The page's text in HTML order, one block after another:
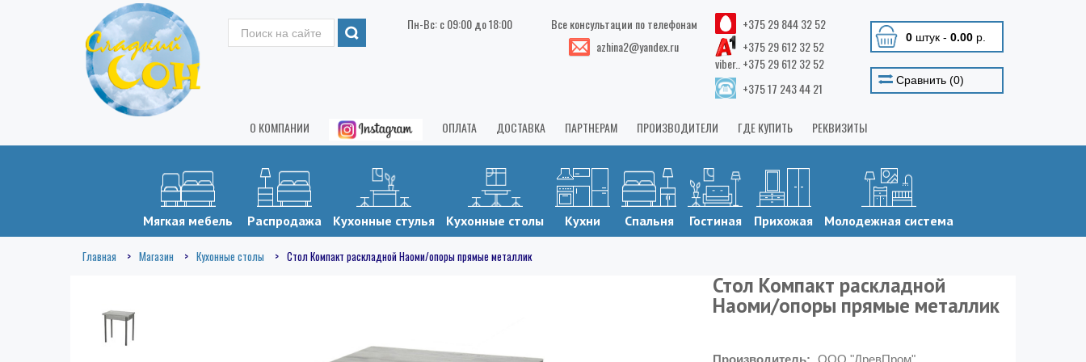
Пн-Вс: с 09:00 до 18:00
Все консультации по телефонам
azhina2@yandex.ru
+375 29 844 32 52
+375 29 612 32 52
viber.. +375 29 612 32 52
+375 17 243 44 21
0штук - 0.00р.
Сравнить (0)
О КОМПАНИИ ОПЛАТА ДОСТАВКА ПАРТНЕРАМ ПРОИЗВОДИТЕЛИ ГДЕ КУПИТЬ РЕКВИЗИТЫ
Мягкая мебель Распродажа Кухонные стулья Кухонные столы Кухни Спальня Гостиная Прихожая Молодежная система
Главная Магазин Кухонные столы Стол Компакт раскладной Наоми/опоры прямые металлик
Стол Компакт раскладной
Наоми/опоры прямые металлик
Производитель: ООО "ДревПром"